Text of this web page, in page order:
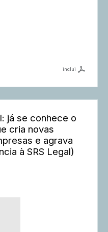
inclui
já se conhece o
cria novas
e agrava
à SRS Legal)